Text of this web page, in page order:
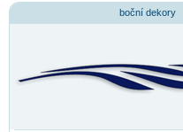
boční dekory